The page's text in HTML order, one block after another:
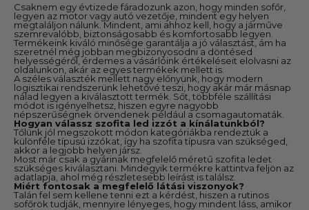
Csaknem egy évtizede fáradozunk azon, hogy minden sofőr,
legyen az motor vagy autó vezetője, mindent egy helyen
megtaláljon nálunk. Mindent, ami ahhoz kell, hogy a járműve
szemrevalóbb, biztonságosabb és komfortosabb legyen.
Termékeink kiváló minősége garantálja a jó választást, ám ha
szeretnél még jobban megbizonyosodni a döntésed
helyességéről, érdemes a vásárlóink értékeléseit elolvasni az
oldalunkon, akár az egyes termékek mellett is.
A széles választék mellett nagy előnyünk, hogy modern
logisztikai rendszerünk lehetővé teszi, hogy akár már másnap
nálad legyen a kiválasztott termék. Sőt, többféle szállítási
módot is igényelhetsz, hiszen egyre nagyobb
népszerűségnek örvendenek például a csomagautomaták.
Hogyan válassz szofita led izzót a kínálatunkból?
Tőlünk jól megszokott módon kategóriákba rendeztük a
különféle típusú izzókat, így ha szofita típusra van szükséged,
akkor a legjobb helyen jársz.
Most már csak a gyárinak megfelelő méretű szofita ledet
szükséges kiválasztani. Mindegyik termékre kattintva feljön az
adatlapja, ahol még részletesebb leírást is találsz.
Miért fontosak a megfelelő látási viszonyok?
Talán fel sem kellene tenni ezt a kérdést, hiszen a rutinos
sofőrök tudják, mennyire lényeges, hogy mindent láss, amikor